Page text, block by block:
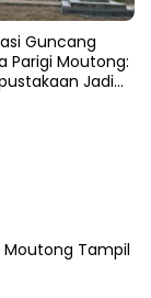
Guncang
Parigi Moutong:
Jadi
Moutong Tampil